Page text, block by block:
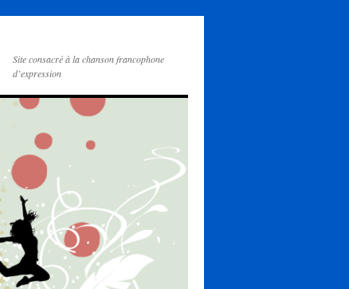
Site consacré à la chanson francophone
d’expression